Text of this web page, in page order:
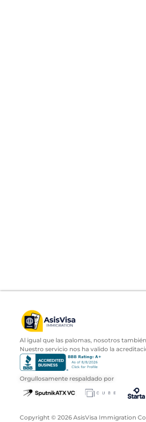
Al igual que las palomas, nosotros
Nuestro servicio nos ha valido la
Orgullosamente respaldado por
Copyright © 2026 AsisVisa Immigration